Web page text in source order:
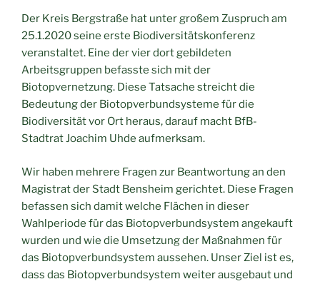
Der Kreis Bergstraße hat unter großem Zuspruch am
25.1.2020 seine erste Biodiversitätskonferenz
veranstaltet. Eine der vier dort gebildeten
Arbeitsgruppen befasste sich mit der
Biotopvernetzung. Diese Tatsache streicht die
Bedeutung der Biotopverbundsysteme für die
Biodiversität vor Ort heraus, darauf macht BfB-
Stadtrat Joachim Uhde aufmerksam.
Wir haben mehrere Fragen zur Beantwortung an den
Magistrat der Stadt Bensheim gerichtet. Diese Fragen
befassen sich damit welche Flächen in dieser
Wahlperiode für das Biotopverbundsystem angekauft
wurden und wie die Umsetzung der Maßnahmen für
das Biotopverbundsystem aussehen. Unser Ziel ist es,
dass das Biotopverbundsystem weiter ausgebaut und